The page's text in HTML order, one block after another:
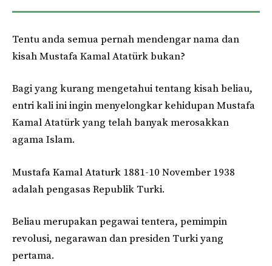
Tentu anda semua pernah mendengar nama dan
kisah Mustafa Kamal Atatürk bukan?
Bagi yang kurang mengetahui tentang kisah beliau,
entri kali ini ingin menyelongkar kehidupan Mustafa
Kamal Atatürk yang telah banyak merosakkan
agama Islam.
Mustafa Kamal Ataturk 1881-10 November 1938
adalah pengasas Republik Turki.
Beliau merupakan pegawai tentera, pemimpin
revolusi, negarawan dan presiden Turki yang
pertama.